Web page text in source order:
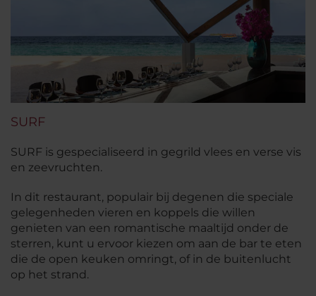
SURF
SURF is gespecialiseerd in gegrild vlees en verse vis
en zeevruchten.
In dit restaurant, populair bij degenen die speciale
gelegenheden vieren en koppels die willen
genieten van een romantische maaltijd onder de
sterren, kunt u ervoor kiezen om aan de bar te eten
die de open keuken omringt, of in de buitenlucht
op het strand.